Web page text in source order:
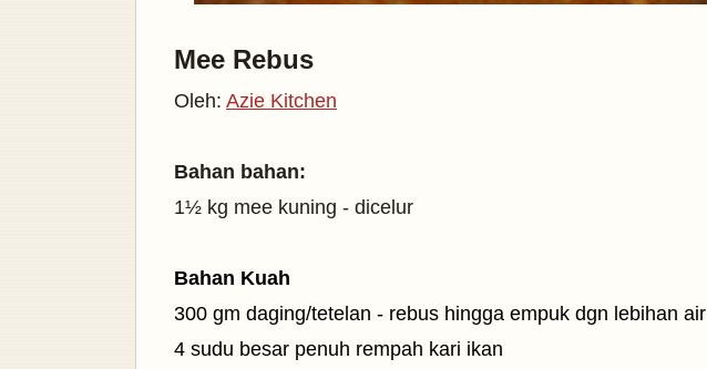
Mee Rebus
Oleh: Azie Kitchen
Bahan bahan:
1½ kg mee kuning - dicelur
Bahan Kuah
300 gm daging/tetelan - rebus hingga empuk dgn lebihan air
4 sudu besar penuh rempah kari ikan